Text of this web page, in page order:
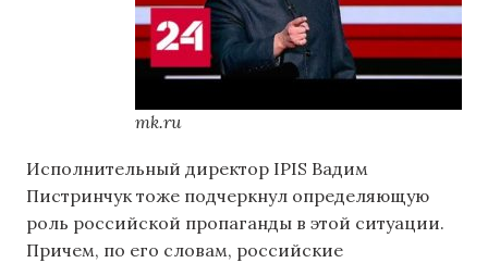
mk.ru
Исполнительный директор IPIS Вадим
Пистринчук тоже подчеркнул определяющую
роль российской пропаганды в этой ситуации.
Причем, по его словам, российские